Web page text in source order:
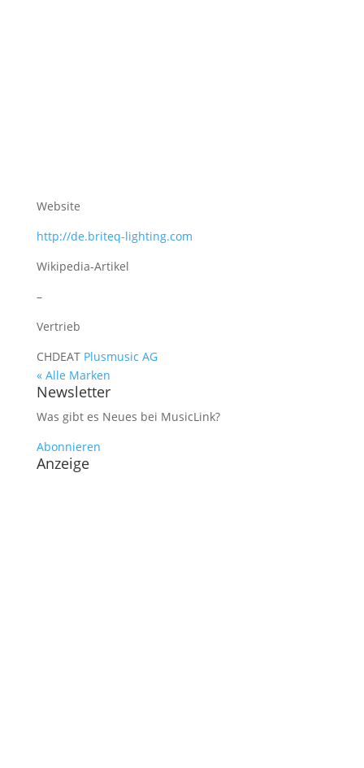
Website
http://de.briteq-lighting.com
Wikipedia-Artikel
–
Vertrieb
CHDEAT Plusmusic AG
« Alle Marken
Newsletter
Was gibt es Neues bei MusicLink?
Abonnieren
Anzeige